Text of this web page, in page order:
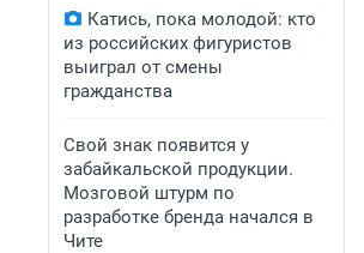
Катись, пока молодой: кто
из российских фигуристов
выиграл от смены
гражданства
Свой знак появится у
забайкальской продукции.
Мозговой штурм по
разработке бренда начался в
Чите